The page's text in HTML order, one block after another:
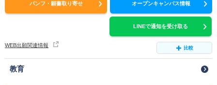
パンフ・願書取り寄せ オープンキャンパス情報
LINEで通知を受け取る
WEB出願関連情報 比較
教育